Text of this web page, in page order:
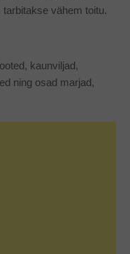
vähem toitu.
kaunviljad,
ning osad marjad,